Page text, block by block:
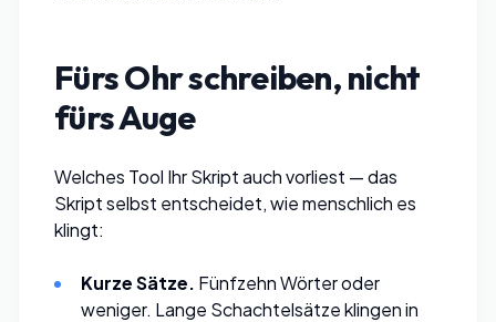
Fürs Ohr schreiben, nicht
fürs Auge
Welches Tool Ihr Skript auch vorliest — das
Skript selbst entscheidet, wie menschlich es
klingt:
Kurze Sätze. Fünfzehn Wörter oder
weniger. Lange Schachtelsätze klingen in